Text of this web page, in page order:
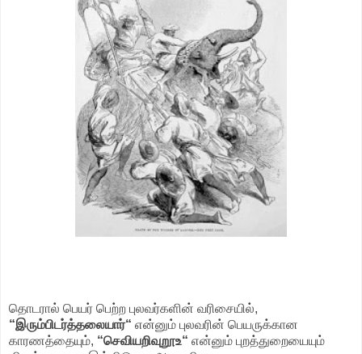
தொடரால் பெயர் பெற்ற புலவர்களின் வரிசையில்,
“இரும்பிடர்த்தலையார்“ என்னும் புலவரின் பெயருக்கான
காரணத்தையும், “செவியறிவுறூஉ“ என்னும் புறத்துறையையும்